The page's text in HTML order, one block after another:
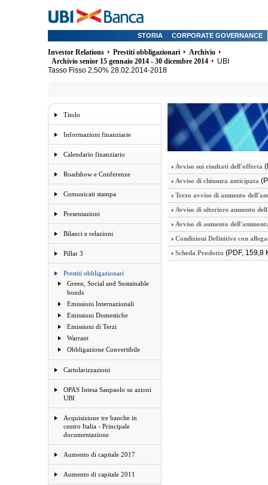
STORIA CORPORATE GOVERNANCE
Investor Relations Prestiti obbligazionari
Archivio
Archivio senior 15 gennaio 2014 - 30 dicembre 2014
UBI
Tasso Fisso 2,50% 28.02.2014-2018
Titolo
Informazioni finanziarie
Calendario finanziario
Roadshow e Conferenze
Comunicati stampa
Presentazioni
Bilanci e relazioni
Pillar 3
Prestiti obbligazionari
Green, Social and Sustainable
bonds
Emissioni Internazionali
Emissioni Domestiche
Emissioni di Terzi
Warrant
Obbligazione Convertibile
Cartolarizzazioni
OPAS Intesa Sanpaolo su azioni
UBI
Acquisizione tre banche in
centro Italia - Principale
documentazione
Aumento di capitale 2017
Aumento di capitale 2011
Avviso sui risultati dell'offerta
Avviso di chiusura anticipata
Terzo avviso di aumento
Avviso di ulteriore aumento
Avviso di aumento
Condizioni Definitive con
Scheda Prodotto (PDF, 159,8